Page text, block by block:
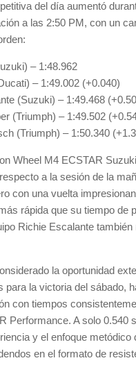
del día aumentó
a las 2:50 PM, con un
– 1:48.962
– 1:49.002 (+0.040)
(Suzuki) – 1:49.468
(Triumph) – 1:49.502
(Triumph) – 1:50.340
Wheel M4 ECSTAR
a la sesión de la
con una vuelta
rápida que su tiempo de
Richie Escalante también
la oportunidad
para la victoria del sábado,
con tiempos
Performance. A solo 0.540
y el enfoque metódico
en el formato de